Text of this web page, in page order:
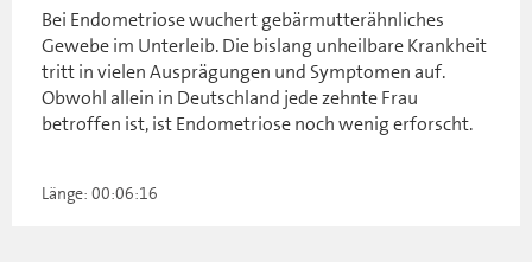
Bei Endometriose wuchert gebärmutterähnliches
Gewebe im Unterleib. Die bislang unheilbare Krankheit
tritt in vielen Ausprägungen und Symptomen auf.
Obwohl allein in Deutschland jede zehnte Frau
betroffen ist, ist Endometriose noch wenig erforscht.
Länge: 00:06:16